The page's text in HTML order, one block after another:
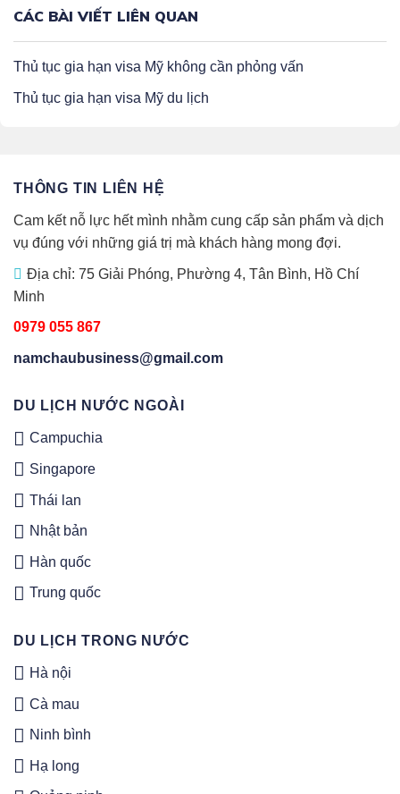
CÁC BÀI VIẾT LIÊN QUAN
Thủ tục gia hạn visa Mỹ không cần phỏng vấn
Thủ tục gia hạn visa Mỹ du lịch
THÔNG TIN LIÊN HỆ
Cam kết nỗ lực hết mình nhằm cung cấp sản phẩm và dịch
vụ đúng với những giá trị mà khách hàng mong đợi.
Địa chỉ: 75 Giải Phóng, Phường 4, Tân Bình, Hồ Chí
Minh
0979 055 867
namchaubusiness@gmail.com
DU LỊCH NƯỚC NGOÀI
Campuchia
Singapore
Thái lan
Nhật bản
Hàn quốc
Trung quốc
DU LỊCH TRONG NƯỚC
Hà nội
Cà mau
Ninh bình
Hạ long